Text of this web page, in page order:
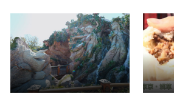
ルメ、雪のアクティビティ